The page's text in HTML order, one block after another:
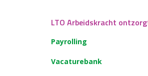
LTO Arbeidskracht
Payrolling
Vacaturebank